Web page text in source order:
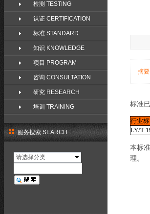
服务搜索 SEARCH
请选择分类
摘要
标准
行业
LY/T
本标
理。
检测 TESTING
认证 CERTIFICATION
标准 STANDARD
知识 KNOWLEDGE
项目 PROGRAM
咨询 CONSULTATION
研究 RESEARCH
培训 TRAINING